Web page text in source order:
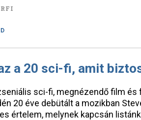
a 20 sci-fi, amit
sci-fi, megnézendő film
20 éve debütált a mozikban
értelem, melynek kapcsán